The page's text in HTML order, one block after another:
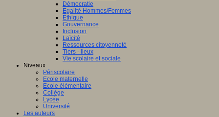
Démocratie
Egalité Hommes/Femmes
Ethique
Gouvernance
Inclusion
Laïcité
Ressources citoyenneté
Tiers - lieux
Vie scolaire et sociale
Niveaux
Périscolaire
Ecole maternelle
Ecole élémentaire
Collège
Lycée
Université
Les auteurs